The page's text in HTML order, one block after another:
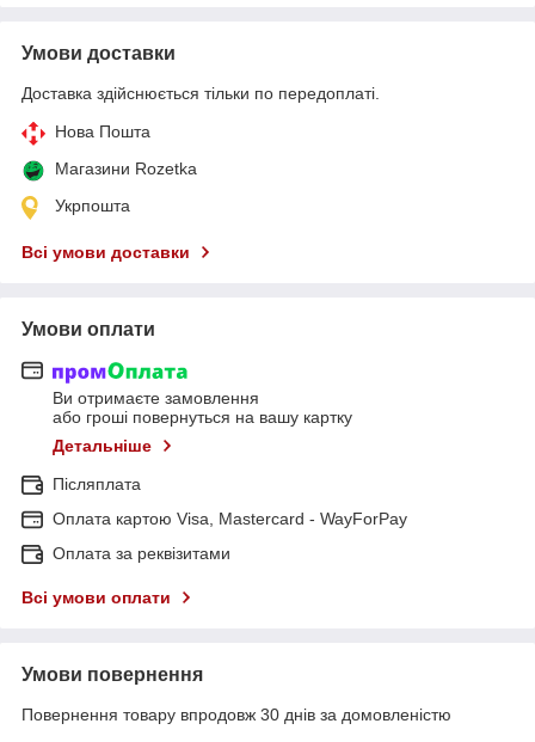
Умови доставки
Доставка здійснюється тільки по передоплаті.
Нова Пошта
Магазини Rozetka
Укрпошта
Всі умови доставки
Умови оплати
Ви отримаєте замовлення
або гроші повернуться на вашу картку
Детальніше
Післяплата
Оплата картою Visa, Mastercard - WayForPay
Оплата за реквізитами
Всі умови оплати
Умови повернення
Повернення товару впродовж 30 днів за домовленістю